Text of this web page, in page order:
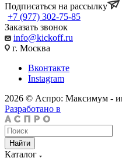
Подписаться на рассылку
+7 (977) 302-75-85
Заказать звонок
info@kickoff.ru
г. Москва
Вконтакте
Instagram
2026 © Аспро: Максимум -
Разработано в
Найти
Каталог